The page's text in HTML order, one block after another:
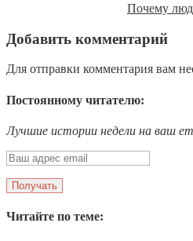
Почему
Добавить комментарий
Для отправки комментария вам
Постоянному читателю:
Лучшие истории недели на ваш
Читайте по теме: